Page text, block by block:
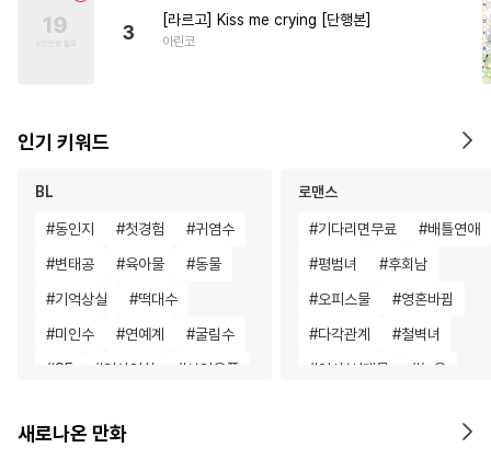
3
[라르고] Kiss me crying [단행본]
아린코
인기 키워드
BL
#동인지 #첫경험 #귀염수
#변태공 #육아물 #동물
#기억상실 #떡대수
#미인수 #연예계 #굴림수
#SF #연상연하 #성인용품
#짝사랑 #미인공
로맨스
#기다리면무료 #배틀연애
#평범녀 #후회남
#오피스물 #영혼바뀜
#다각관계 #철벽녀
#역사/시대물 #능욕
새로나온 만화